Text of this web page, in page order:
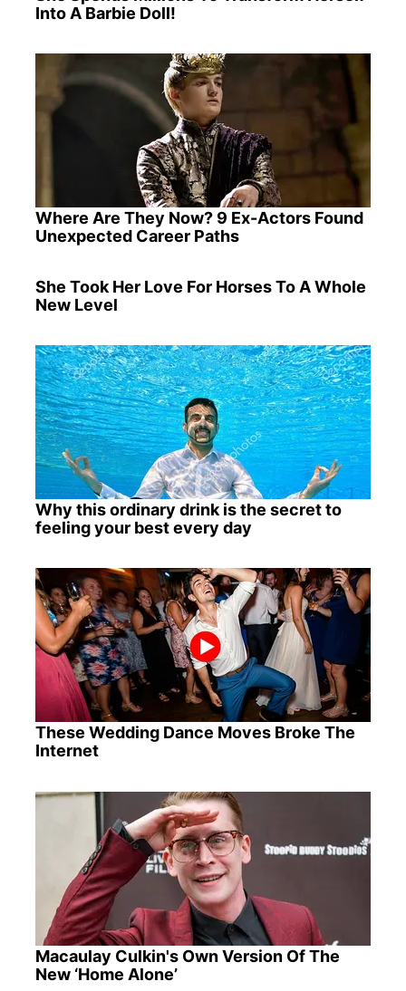
Into A Barbie Doll!
Where Are They Now? 9 Ex-Actors Found
Unexpected Career Paths
She Took Her Love For Horses To A Whole
New Level
Why this ordinary drink is the secret to
feeling your best every day
These Wedding Dance Moves Broke The
Internet
Macaulay Culkin's Own Version Of The
New ‘Home Alone’